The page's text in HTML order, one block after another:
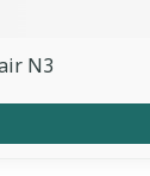
N3